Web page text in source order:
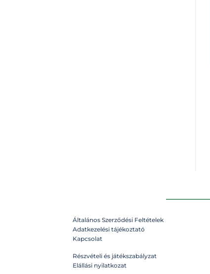
Általános Szerződési Feltételek
Adatkezelési tájékoztató
Kapcsolat
Részvételi és játékszabályzat
Elállási nyilatkozat